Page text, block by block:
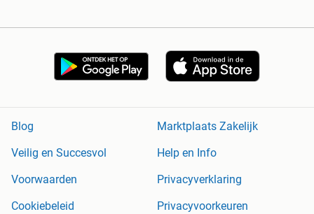
Blog
Marktplaats Zakelijk
Veilig en Succesvol
Help en Info
Voorwaarden
Privacyverklaring
Cookiebeleid
Privacyvoorkeuren